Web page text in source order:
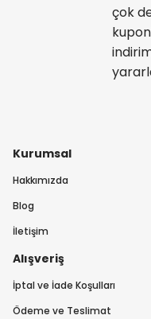
Kurumsal
Hakkımızda
Blog
İletişim
Alışveriş
İptal ve İade Koşulları
Ödeme ve Teslimat
çok